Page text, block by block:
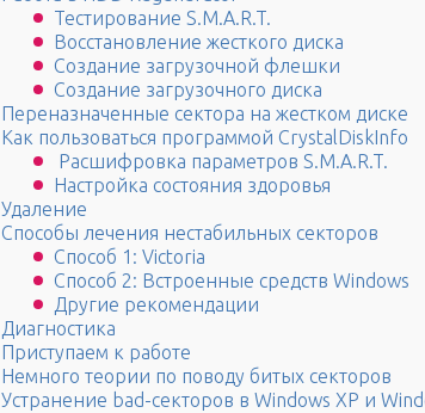
Тестирование S.M.A.R.T.
Восстановление жесткого диска
Создание загрузочной флешки
Создание загрузочного диска
Переназначенные сектора на жестком диске
Как пользоваться программой CrystalDiskInfo
Расшифровка параметров S.M.A.R.T.
Настройка состояния здоровья
Удаление
Способы лечения нестабильных секторов
Способ 1: Victoria
Способ 2: Встроенные средств Windows
Другие рекомендации
Диагностика
Приступаем к работе
Немного теории по поводу битых секторов
Устранение bad-секторов в Windows XP и